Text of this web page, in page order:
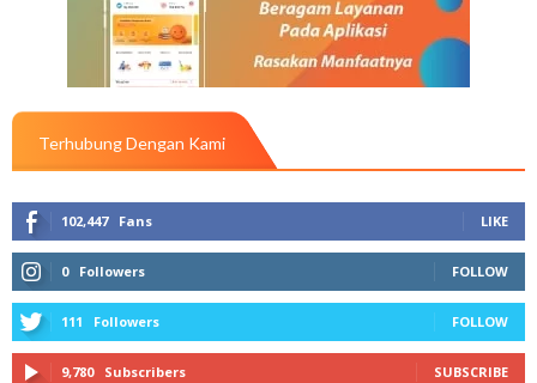
Terhubung Dengan Kami
102,447 Fans LIKE
0 Followers FOLLOW
111 Followers FOLLOW
9,780 Subscribers SUBSCRIBE